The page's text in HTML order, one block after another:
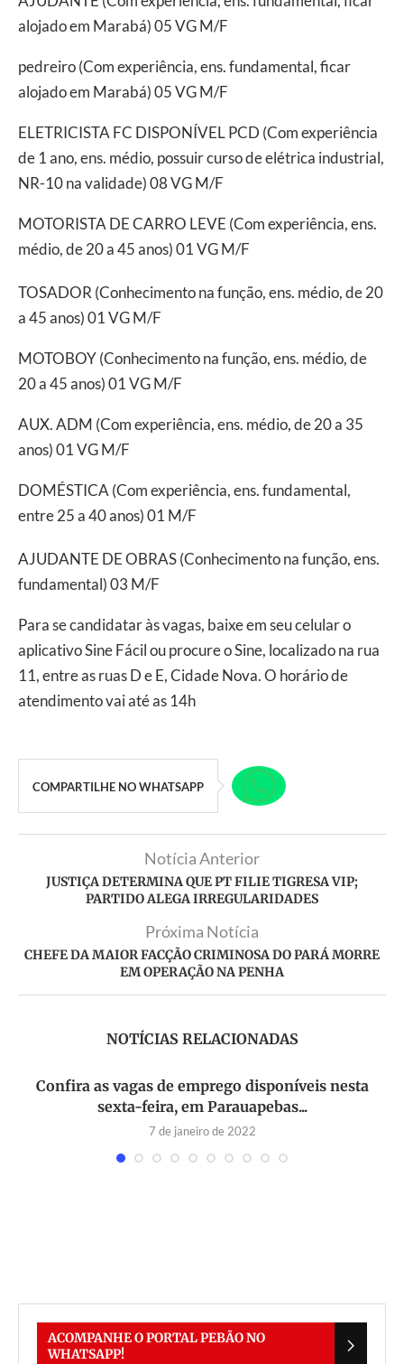
alojado em Marabá) 05 VG M/F
pedreiro (Com experiência, ens. fundamental, ficar
alojado em Marabá) 05 VG M/F
ELETRICISTA FC DISPONÍVEL PCD (Com experiência
de 1 ano, ens. médio, possuir curso de elétrica industrial,
NR-10 na validade) 08 VG M/F
MOTORISTA DE CARRO LEVE (Com experiência, ens.
médio, de 20 a 45 anos) 01 VG M/F
TOSADOR (Conhecimento na função, ens. médio, de 20
a 45 anos) 01 VG M/F
MOTOBOY (Conhecimento na função, ens. médio, de
20 a 45 anos) 01 VG M/F
AUX. ADM (Com experiência, ens. médio, de 20 a 35
anos) 01 VG M/F
DOMÉSTICA (Com experiência, ens. fundamental,
entre 25 a 40 anos) 01 M/F
AJUDANTE DE OBRAS (Conhecimento na função, ens.
fundamental) 03 M/F
Para se candidatar às vagas, baixe em seu celular o
aplicativo Sine Fácil ou procure o Sine, localizado na rua
11, entre as ruas D e E, Cidade Nova. O horário de
atendimento vai até as 14h
COMPARTILHE NO WHATSAPP
Notícia Anterior
JUSTIÇA DETERMINA QUE PT FILIE TIGRESA VIP;
PARTIDO ALEGA IRREGULARIDADES
Próxima Notícia
CHEFE DA MAIOR FACÇÃO CRIMINOSA DO PARÁ MORRE
EM OPERAÇÃO NA PENHA
NOTÍCIAS RELACIONADAS
Confira as vagas de emprego disponíveis nesta
sexta-feira, em Parauapebas...
7 de janeiro de 2022
ACOMPANHE O PORTAL PEBÃO NO
WHATSAPP!